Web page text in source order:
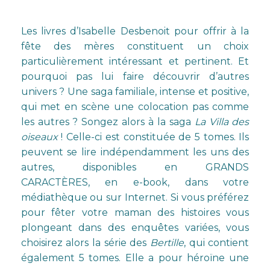
Les livres d’Isabelle Desbenoit pour offrir à la
fête des mères constituent un choix
particulièrement intéressant et pertinent. Et
pourquoi pas lui faire découvrir d’autres
univers ? Une saga familiale, intense et positive,
qui met en scène une colocation pas comme
les autres ? Songez alors à la saga La Villa des
oiseaux! Celle-ci est constituée de 5 tomes. Ils
peuvent se lire indépendamment les uns des
autres, disponiblesen GRANDS
CARACTÈRES,en e-book, dans votre
médiathèque ou sur Internet. Si vous préférez
pour fêter votre maman des histoires vous
plongeant dans des enquêtes variées, vous
choisirez alors la série des Bertille, qui contient
également 5 tomes. Elle a pour héroïne une